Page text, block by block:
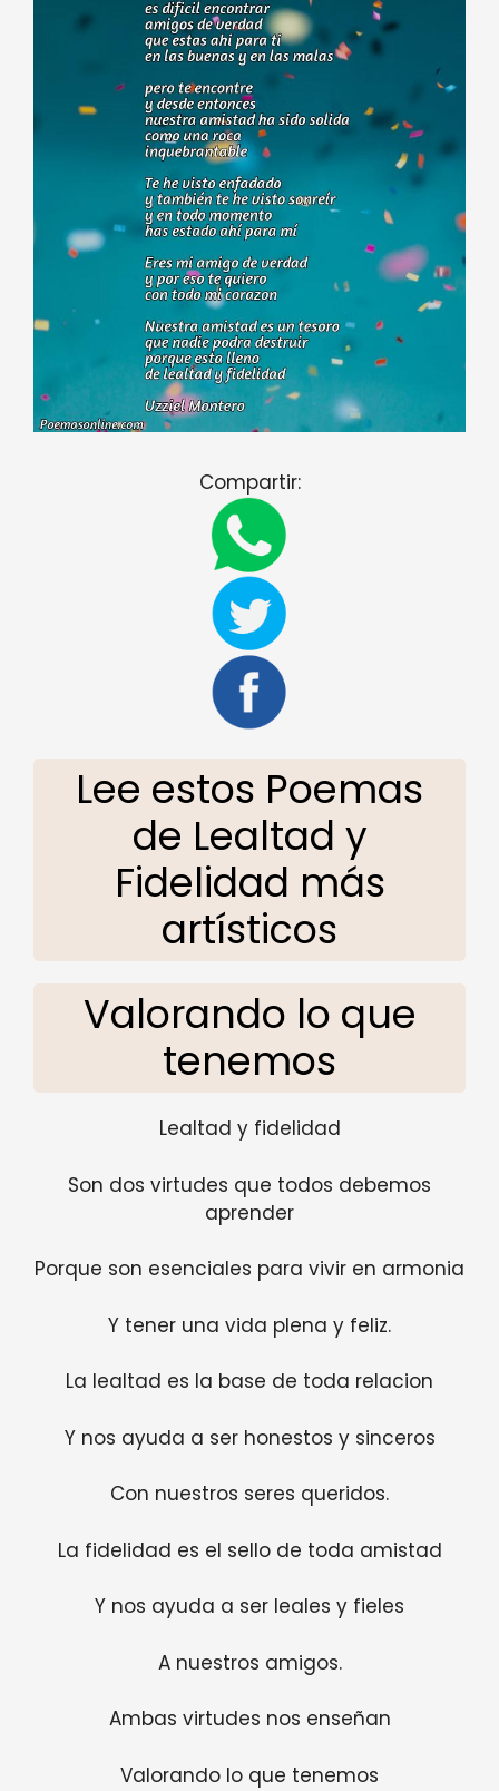
Compartir:
Lee estos Poemas
de Lealtad y
Fidelidad más
artísticos
Valorando lo que
tenemos
Lealtad y fidelidad
Son dos virtudes que todos debemos
aprender
Porque son esenciales para vivir en armonia
Y tener una vida plena y feliz.
La lealtad es la base de toda relacion
Y nos ayuda a ser honestos y sinceros
Con nuestros seres queridos.
La fidelidad es el sello de toda amistad
Y nos ayuda a ser leales y fieles
A nuestros amigos.
Ambas virtudes nos enseñan
Valorando lo que tenemos